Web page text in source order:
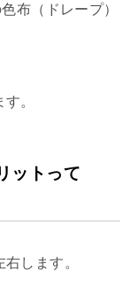
布（ドレープ）
。
ットって
します。